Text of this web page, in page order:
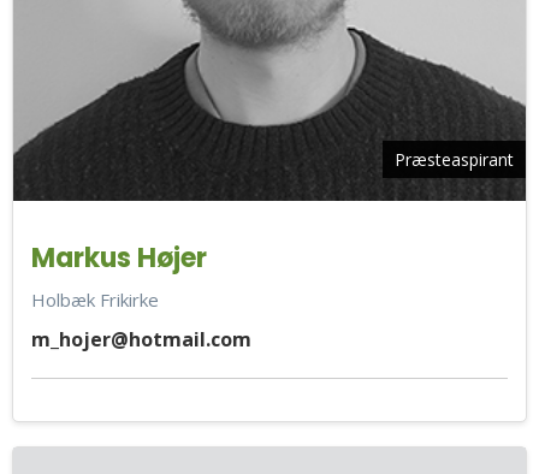
Præsteaspirant
Markus Højer
Holbæk Frikirke
m_hojer@hotmail.com